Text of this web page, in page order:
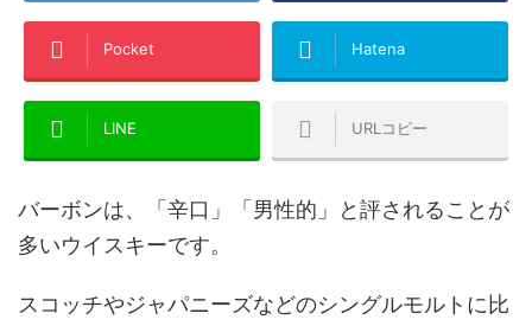
Pocket Hatena
LINE URLコピー
バーボンは、「辛口」「男性的」と評されることが
多いウイスキーです。
スコッチやジャパニーズなどのシングルモルトに比